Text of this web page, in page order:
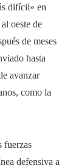
difícil» en
oeste de
de meses
hasta
avanzar
como la
fuerzas
defensiva a